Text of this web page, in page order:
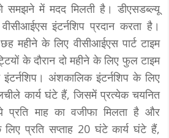
समझने में मदद मिलती है। डीएसडब्ल्यू
इंटर्नशिप प्रदान करता है।
महीने के लिए वीसीआईएस पार्ट टाइम
के दौरान दो महीने के लिए फुल टाइम
इंटर्नशिप। अंशकालिक इंटर्नशिप के लिए
कार्य घंटे हैं, जिसमें प्रत्येक चयनित
प्रति माह का वजीफा मिलता है और
लिए प्रति सप्ताह 20 घंटे कार्य घंटे हैं,